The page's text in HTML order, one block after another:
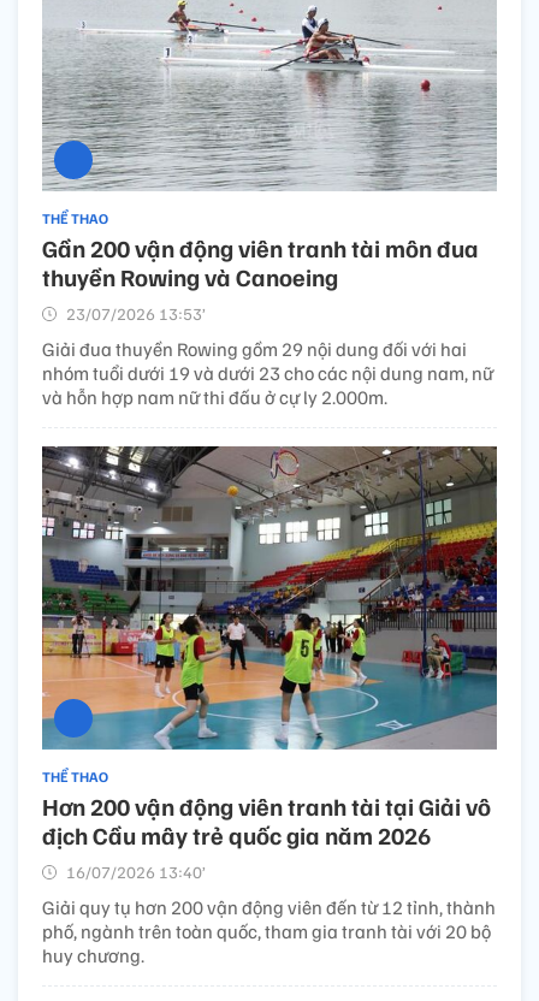
THỂ THAO
Gần 200 vận động viên tranh tài môn đua
thuyền Rowing và Canoeing
23/07/2026 13:53’
Giải đua thuyền Rowing gồm 29 nội dung đối với hai
nhóm tuổi dưới 19 và dưới 23 cho các nội dung nam, nữ
và hỗn hợp nam nữ thi đấu ở cự ly 2.000m.
THỂ THAO
Hơn 200 vận động viên tranh tài tại Giải vô
địch Cầu mây trẻ quốc gia năm 2026
16/07/2026 13:40’
Giải quy tụ hơn 200 vận động viên đến từ 12 tỉnh, thành
phố, ngành trên toàn quốc, tham gia tranh tài với 20 bộ
huy chương.